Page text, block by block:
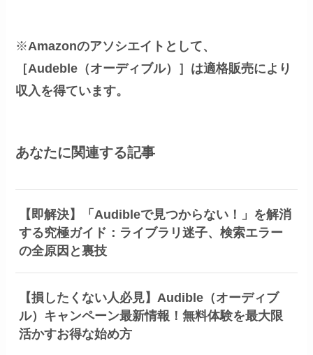
※Amazonのアソシエイトとして、
［Audeble（オーディブル）］は適格販売により
収入を得ています。
あなたに関連する記事
【即解決】「Audibleで見つからない！」を解消
する究極ガイド：ライブラリ迷子、検索エラー
の全原因と裏技
【損したくない人必見】Audible（オーディブ
ル）キャンペーン最新情報！無料体験を最大限
活かすお得な始め方